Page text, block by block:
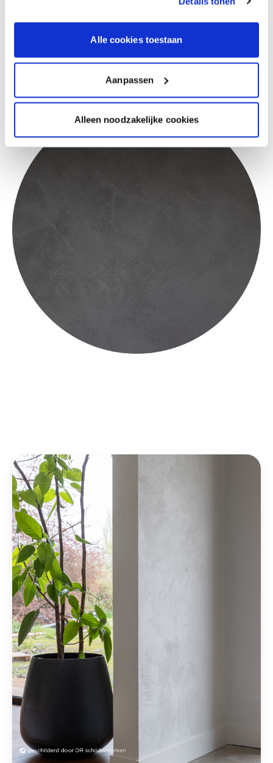
Alle cookies toestaan
Aanpassen
Alleen noodzakelijke cookies
structuur zorgt voor diepte en geeft elke ruimte
een uitgesproken, bijna sculpturaal gevoel.
Ideaal als je een accentwand wil creëren die